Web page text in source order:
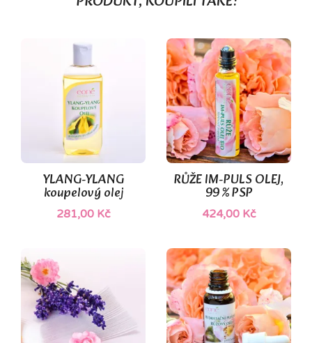
YLANG-YLANG
koupelový olej
281,00 Kč
RŮŽE IM-PULS OLEJ,
99 % PSP
424,00 Kč